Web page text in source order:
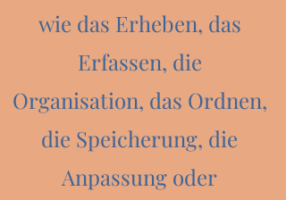
wie das Erheben, das
Erfassen, die
Organisation, das Ordnen,
die Speicherung, die
Anpassung oder